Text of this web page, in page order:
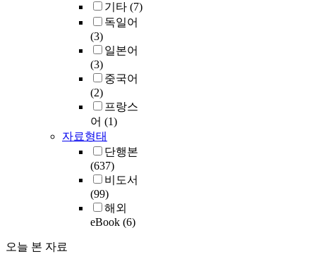
기타 (7)
독일어
(3)
일본어
(3)
중국어
(2)
프랑스
어 (1)
자료형태
단행본
(637)
비도서
(99)
해외
eBook (6)
오늘 본 자료